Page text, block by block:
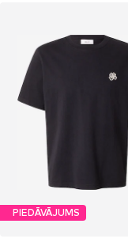
PIEDĀVĀJUMS